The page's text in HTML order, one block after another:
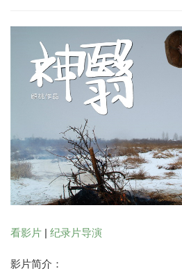
看影片 | 纪录片导演
影片简介：